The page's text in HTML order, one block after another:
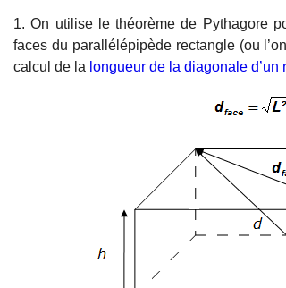
1. On utilise le théorème de Pythagore
faces du parallélépipède rectangle (ou
calcul de la longueur de la diagonale d’un